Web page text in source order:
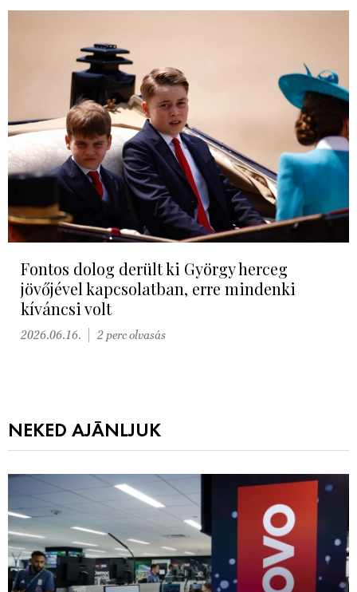
Fontos dolog derült ki György herceg
jövőjével kapcsolatban, erre mindenki
kíváncsi volt
2026.06.16. 2 perc olvasás
NEKED AJÁNLJUK